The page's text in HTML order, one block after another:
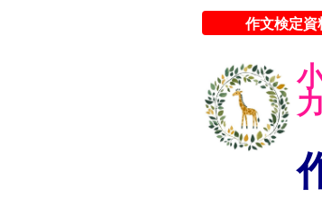
作文検定資